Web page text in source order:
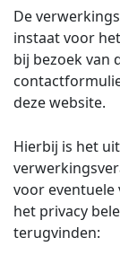
De
instaat voor
bij bezoek van
deze website.
Hierbij is het
voor
het privacy
terugvinden: